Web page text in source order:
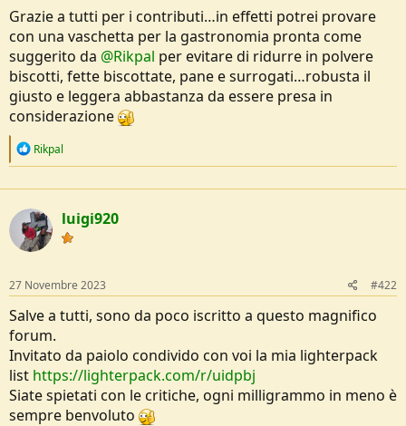
s
s
i
o
e
Grazie a tutti per i contributi…in effetti potrei provare
con una vaschetta per la gastronomia pronta come
suggerito da @Rikpal per evitare di ridurre in polvere
biscotti, fette biscottate, pane e surrogati…robusta il
giusto e leggera abbastanza da essere presa in
considerazione
R
c
t
i
o
n
Rikpal
luigi920
27 Novembre 2023 #422
Salve a tutti, sono da poco iscritto a questo magnifico
forum.
Invitato da paiolo condivido con voi la mia lighterpack
list https://lighterpack.com/r/uidpbj
Siate spietati con le critiche, ogni milligrammo in meno è
sempre benvoluto